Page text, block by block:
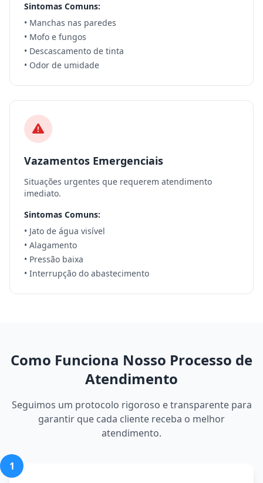
Sintomas Comuns:
• Manchas nas paredes
• Mofo e fungos
• Descascamento de tinta
• Odor de umidade
Vazamentos Emergenciais
Situações urgentes que requerem atendimento
imediato.
Sintomas Comuns:
• Jato de água visível
• Alagamento
• Pressão baixa
• Interrupção do abastecimento
Como Funciona Nosso Processo de
Atendimento
Seguimos um protocolo rigoroso e transparente para
garantir que cada cliente receba o melhor
atendimento.
1